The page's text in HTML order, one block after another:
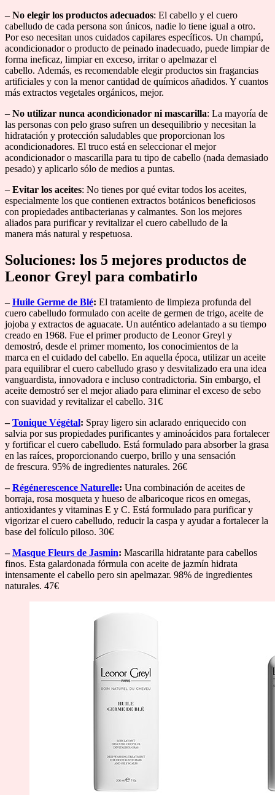
– No elegir los productos adecuados: El cabello y el cuero
cabelludo de cada persona son únicos, nadie lo tiene igual a otro.
Por eso necesitan unos cuidados capilares específicos. Un champú,
acondicionador o producto de peinado inadecuado, puede limpiar de
forma ineficaz, limpiar en exceso, irritar o apelmazar el
cabello. Además, es recomendable elegir productos sin fragancias
artificiales y con la menor cantidad de químicos añadidos. Y cuantos
más extractos vegetales orgánicos, mejor.
– No utilizar nunca acondicionador ni mascarilla: La mayoría de
las personas con pelo graso sufren un desequilibrio y necesitan la
hidratación y protección saludables que proporcionan los
acondicionadores. El truco está en seleccionar el mejor
acondicionador o mascarilla para tu tipo de cabello (nada demasiado
pesado) y aplicarlo sólo de medios a puntas.
– Evitar los aceites: No tienes por qué evitar todos los aceites,
especialmente los que contienen extractos botánicos beneficiosos
con propiedades antibacterianas y calmantes. Son los mejores
aliados para purificar y revitalizar el cuero cabelludo de la
manera más natural y respetuosa.
Soluciones: los 5 mejores productos de
Leonor Greyl para combatirlo
–Huile Germe de Blé: El tratamiento de limpieza profunda del
cuero cabelludo formulado con aceite de germen de trigo, aceite de
jojoba y extractos de aguacate. Un auténtico adelantado a su tiempo
creado en 1968. Fue el primer producto de Leonor Greyl y
demostró, desde el primer momento, los conocimientos de la
marca en el cuidado del cabello. En aquella época, utilizar un aceite
para equilibrar el cuero cabelludo graso y desvitalizado era una idea
vanguardista, innovadora e incluso contradictoria. Sin embargo, el
aceite demostró ser el mejor aliado para eliminar el exceso de sebo
con suavidad y revitalizar el cabello. 31€
–Tonique Végétal: Spray ligero sin aclarado enriquecido con
salvia por sus propiedades purificantes y aminoácidos para fortalecer
y fortificar el cuero cabelludo. Está formulado para absorber la grasa
en las raíces, proporcionando cuerpo, brillo y una sensación
de frescura. 95% de ingredientes naturales. 26€
–Régénerescence Naturelle: Una combinación de aceites de
borraja, rosa mosqueta y hueso de albaricoque ricos en omegas,
antioxidantes y vitaminas E y C. Está formulado para purificar y
vigorizar el cuero cabelludo, reducir la caspa y ayudar a fortalecer la
base del folículo piloso. 30€
–Masque Fleurs de Jasmin: Mascarilla hidratante para cabellos
finos. Esta galardonada fórmula con aceite de jazmín hidrata
intensamente el cabello pero sin apelmazar. 98% de ingredientes
naturales. 47€